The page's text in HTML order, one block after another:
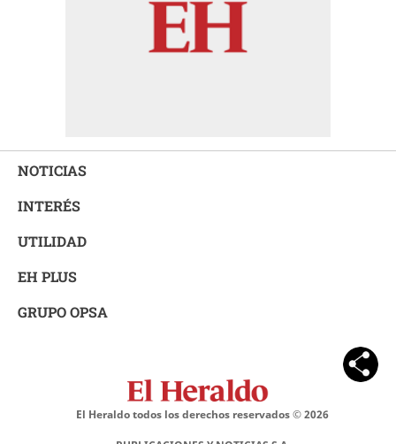
NOTICIAS
INTERÉS
UTILIDAD
EH PLUS
GRUPO OPSA
El Heraldo todos los derechos reservados ©2026